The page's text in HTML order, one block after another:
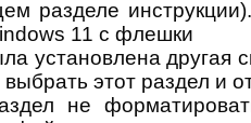
разделе
установлена
этот раздел и
не